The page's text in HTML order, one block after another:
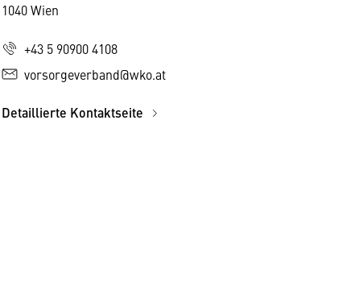
1040 Wien
+43 5 90900 4108
vorsorgeverband@wko.at
Detaillierte Kontaktseite